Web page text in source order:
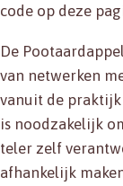
code op deze
De
van netwerken
vanuit de
is noodzakelijk
teler zelf
afhankelijk